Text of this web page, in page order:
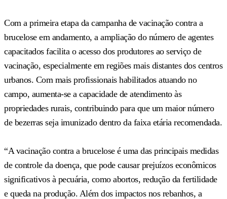
Com a primeira etapa da campanha de vacinação contra a
brucelose em andamento, a ampliação do número de agentes
capacitados facilita o acesso dos produtores ao serviço de
vacinação, especialmente em regiões mais distantes dos centros
urbanos. Com mais profissionais habilitados atuando no
campo, aumenta-se a capacidade de atendimento às
propriedades rurais, contribuindo para que um maior número
de bezerras seja imunizado dentro da faixa etária recomendada.
“A vacinação contra a brucelose é uma das principais medidas
de controle da doença, que pode causar prejuízos econômicos
significativos à pecuária, como abortos, redução da fertilidade
e queda na produção. Além dos impactos nos rebanhos, a